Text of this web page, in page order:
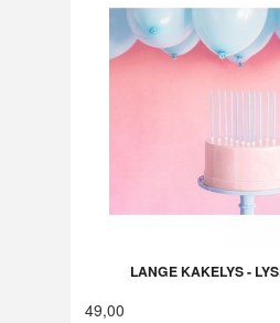
LANGE KAKELYS -
49,00